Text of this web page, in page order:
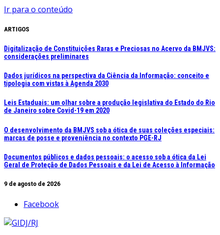
Ir para o conteúdo
ARTIGOS
Digitalização de Constituições Raras e Preciosas no Acervo da BMJVS:
considerações preliminares
Dados jurídicos na perspectiva da Ciência da Informação: conceito e
tipologia com vistas à Agenda 2030
Leis Estaduais: um olhar sobre a produção legislativa do Estado do Rio
de Janeiro sobre Covid-19 em 2020
O desenvolvimento da BMJVS sob a ótica de suas coleções especiais:
marcas de posse e proveniência no contexto PGE-RJ
Documentos públicos e dados pessoais: o acesso sob a ótica da Lei
Geral de Proteção de Dados Pessoais e da Lei de Acesso à Informação
9 de agosto de 2026
Facebook